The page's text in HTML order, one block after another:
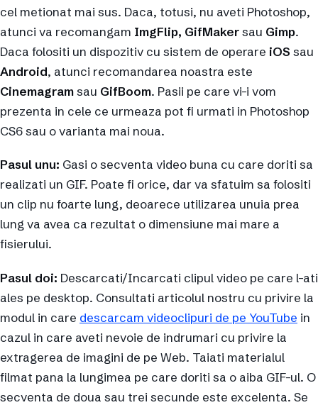
cel metionat mai sus. Daca, totusi, nu aveti Photoshop,
atunci va recomangam ImgFlip, GifMakersau Gimp.
Daca folositi un dispozitiv cu sistem de operare iOS sau
Android, atunci recomandarea noastra este
Cinemagramsau GifBoom. Pasii pe care vi-i vom
prezenta in cele ce urmeaza pot fi urmati in Photoshop
CS6 sau o varianta mai noua.
Pasul unu: Gasi o secventa video buna cu care doriti sa
realizati un GIF. Poate fi orice, dar va sfatuim sa folositi
un clip nu foarte lung, deoarece utilizarea unuia prea
lung va avea ca rezultat o dimensiune mai mare a
fisierului.
Pasul doi: Descarcati/Incarcati clipul video pe care l-ati
ales pe desktop. Consultati articolul nostru cu privire la
modul in care descarcam videoclipuri de pe YouTube in
cazul in care aveti nevoie de indrumari cu privire la
extragerea de imagini de pe Web. Taiati materialul
filmat pana la lungimea pe care doriti sa o aiba GIF-ul. O
secventa de doua sau trei secunde este excelenta. Se